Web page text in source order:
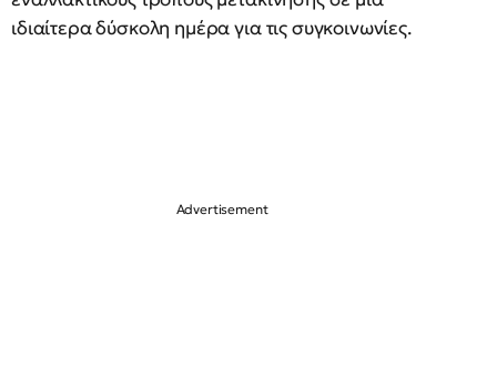
ιδιαίτερα δύσκολη ημέρα για τις συγκοινωνίες.